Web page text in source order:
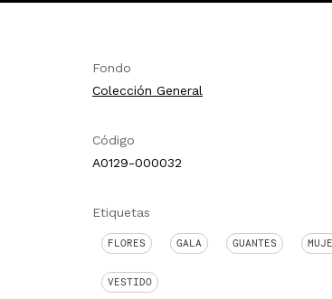
Fondo
Colección General
Código
A0129-000032
Etiquetas
FLORES GALA GUANTES
VESTIDO